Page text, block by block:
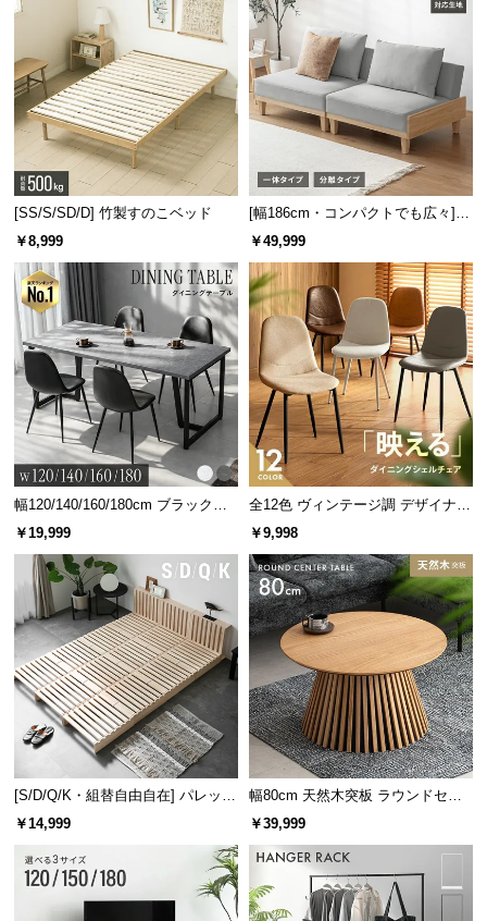
[SS/S/SD/D] 竹製すのこベッド
￥8,999
[幅186cm・コンパクトでも広々] 3
人掛けソファベッド リクライニン
￥49,999
幅120/140/160/180cm ブラックフ
レーム ダイニング 大理石調 4人掛
￥19,999
全12色 ヴィンテージ調 デザイナー
ズシェルチェア
￥9,998
[S/D/Q/K・組替自由自在] パレット
ベッド 8/12/16枚セット
￥14,999
幅80cm 天然木突板 ラウンドセン
ターテーブル 美しい格子デザイン
￥39,999